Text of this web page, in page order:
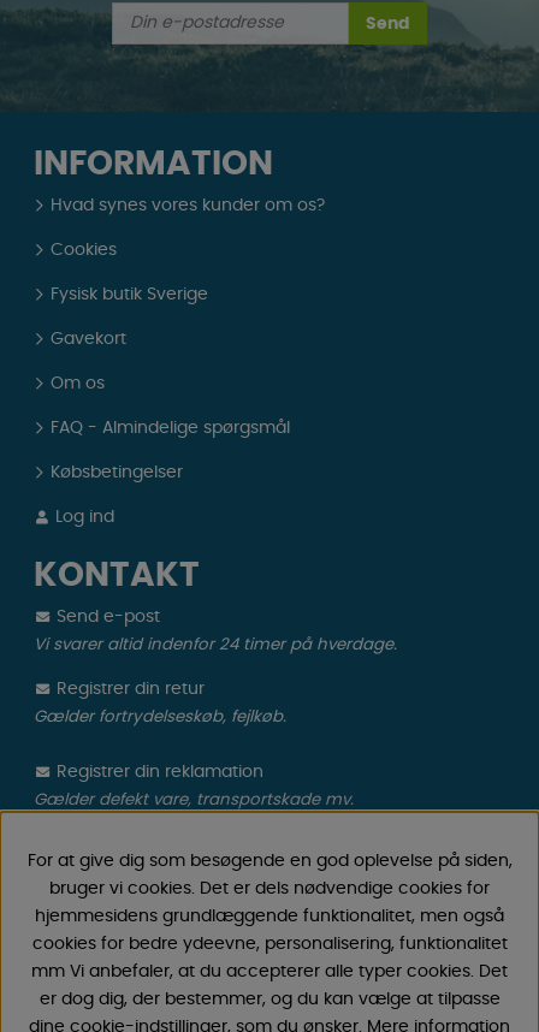
Send
INFORMATION
Hvad synes vores kunder om os?
Cookies
Fysisk butik Sverige
Gavekort
Om os
FAQ - Almindelige spørgsmål
Købsbetingelser
Log ind
KONTAKT
Send e-post
Vi svarer altid indenfor 24 timer på hverdage.
Registrer din retur
Gælder fortrydelseskøb, fejlkøb.
Registrer din reklamation
Gælder defekt vare, transportskade mv.
CAMPMARKET
Vi har oparbejdet stor erfaring med campingvogne &
autocamper tilbehør gennem årene, fordi vi har
forhandlet campingvogne & autocampere samt
reservedele og tilbehør til disse siden 1968. Vi tilbyder et
bredt udvalg af forskellige varer inden for camping &
For at give dig som besøgende en god oplevelse på siden,
bruger vi cookies. Det er dels nødvendige cookies for
hjemmesidens grundlæggende funktionalitet, men også
cookies for bedre ydeevne, personalisering, funktionalitet
mm Vi anbefaler, at du accepterer alle typer cookies. Det
er dog dig, der bestemmer, og du kan vælge at tilpasse
dine cookie-indstillinger, som du ønsker. Mere information